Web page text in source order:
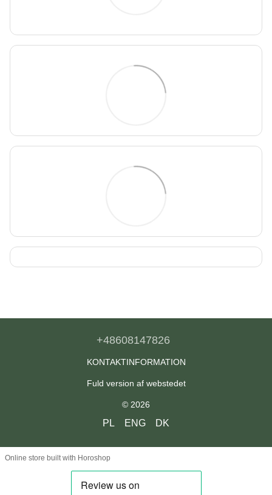
+48608147826
KONTAKTINFORMATION
Fuld version af webstedet
© 2026
PL ENG DK
Online store built with Horoshop